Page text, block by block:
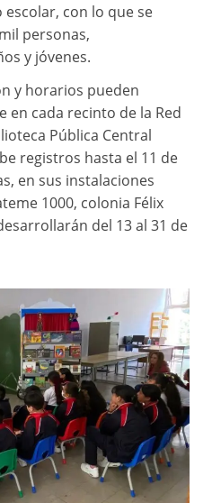
con lo que se
personas,
y jóvenes.
y horarios pueden
cada recinto de la Red
Pública Central
registros hasta el 11 de
en sus instalaciones
1000, colonia Félix
del 13 al 31 de